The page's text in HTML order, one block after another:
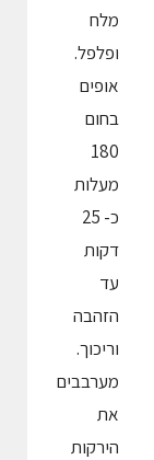
מלח
ופלפל.
אופים
בחום
180
מעלות
כ- 25
דקות
עד
הזהבה
וריכוך.
מערבבים
את
הירקות